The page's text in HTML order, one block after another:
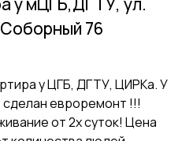
76
у ЦГБ, ДГТУ, ЦИРКа. У
евроремонт !!!
от 2х суток! Цена